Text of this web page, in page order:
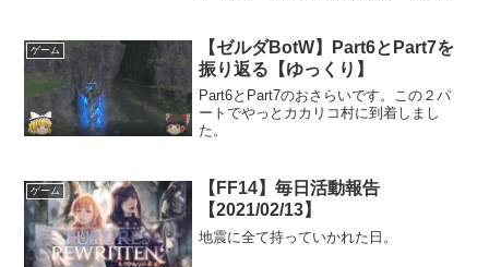
ゲーム
【ゼルダBotW】Part6とPart7を
振り返る【ゆっくり】
Part6とPart7のおさらいです。この２パ
ートでやっとカカリコ村に到着しまし
た。
ゲーム
【FF14】毎日活動報告
【2021/02/13】
地震に全て持っていかれた日。